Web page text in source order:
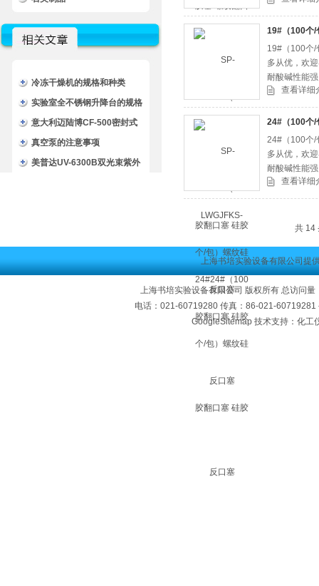
冷冻干燥机的规格和种类
实验室全不锈钢升降台的规格
和介绍
意大利迈陆博CF-500密封式
卷管器/封闭式卷管器/卷管器
真空泵的注意事项
美普达UV-6300B双光束紫外
19#（100个/
19#（100个/
多从优，欢
耐酸碱性能
封塞等。
查看详细
24#（100个/
24#（100个/
多从优，欢
耐酸碱性能
封塞等。
查看详细
共 14
上海书培实验设备有限公司提
上海书培实验设备有限公司 版权所有 总访问量
电话：021-60719280 传真：86-021-
GoogleSitemap技术支持：化工